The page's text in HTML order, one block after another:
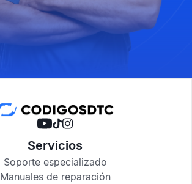
Servicios
Soporte especializado
Manuales de reparación